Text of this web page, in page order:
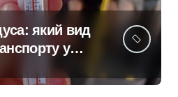
який вид
у